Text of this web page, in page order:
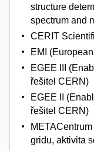
structure
spectrum and
CERIT
EMI
EGEE III
řešitel CERN)
EGEE II
řešitel CERN)
gridu, aktivita